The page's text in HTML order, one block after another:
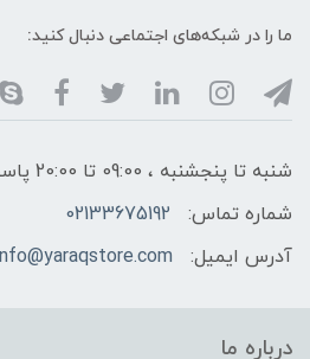
ما را در شبکه‌های اجتماعی دنبال کنید:
شنبه تا پنجشنبه ، 09:00 تا 20:00 پاسخگوی شما هستیم
شماره تماس:
02133675192
آدرس ایمیل:
درباره ما